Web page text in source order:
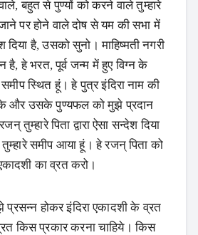
बहुत से पुण्यों को करने वाले तुम्हारे
पर होने वाले दोष से यम की सभा में
है, उसको सुनो। माहिष्मती नगरी
है, हे भरत, पूर्व जन्म में हुए विग्न के
स्थित हूं। हे पुत्र इंदिरा नाम की
और उसके पुण्यफल को मुझे प्रदान
तुम्हारे पिता द्वारा ऐसा सन्देश दिया
समीप आया हूं। हे रजन् पिता को
का व्रत करो।
प्रसन्न होकर इंदिरा एकादशी के व्रत
किस प्रकार करना चाहिये। किस